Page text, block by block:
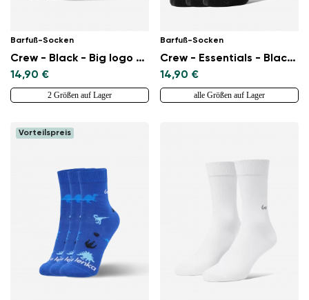
Barfuß-Socken
Crew - Black - Big logo - 3 pack
14,90 €
2 Größen auf Lager
Barfuß-Socken
Crew - Essentials - Black - 3 pack
14,90 €
alle Größen auf Lager
Vorteilspreis